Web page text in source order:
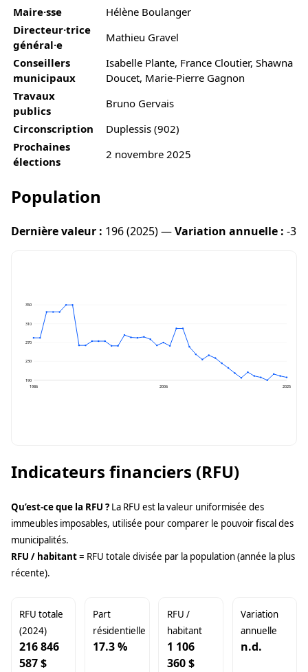
Maire·sse
Hélène Boulanger
Directeur·trice
général·e
Mathieu Gravel
Conseillers
municipaux
Isabelle Plante, France Cloutier, Shawna
Doucet, Marie-Pierre Gagnon
Travaux
publics
Bruno Gervais
Circonscription
Duplessis (902)
Prochaines
élections
2 novembre 2025
Population
Dernière valeur : 196 (2025) —Variation annuelle : -3
350
310
270
230
190
1986
2006 2025
Indicateurs financiers (RFU)
Qu’est-ce que la RFU ? La RFU est la valeur uniformisée des
immeubles imposables, utilisée pour comparer le pouvoir fiscal des
municipalités.
RFU / habitant= RFU totale divisée par la population (année la plus
récente).
RFU totale
(2024)
216 846
587 $
Part
résidentielle
17.3 %
RFU /
habitant
1 106
360 $
Variation
annuelle
n.d.